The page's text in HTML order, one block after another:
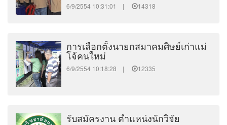
6/9/2554 10:31:01 | 14318
การเลือกตั้งนายกสมาคมศิษย์เก่าแม่
โจ้คนใหม่
6/9/2554 10:18:28 | 12335
รับสมัครงาน ตำแหน่งนักวิจัย